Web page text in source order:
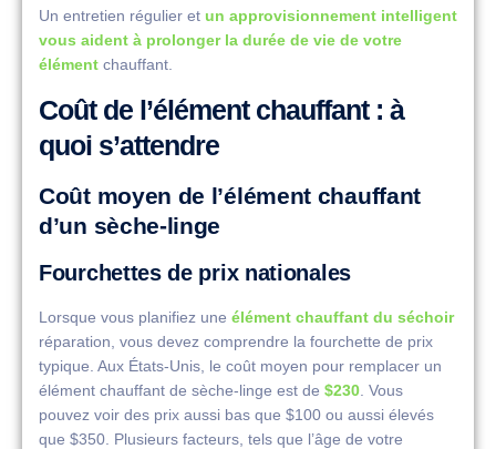
Un entretien régulier et un approvisionnement intelligent
vous aident à prolonger la durée de vie de votre
élément chauffant.
Coût de l’élément chauffant : à
quoi s’attendre
Coût moyen de l’élément chauffant
d’un sèche-linge
Fourchettes de prix nationales
Lorsque vous planifiez une élément chauffant du séchoir
réparation, vous devez comprendre la fourchette de prix
typique. Aux États-Unis, le coût moyen pour remplacer un
élément chauffant de sèche-linge est de $230. Vous
pouvez voir des prix aussi bas que $100 ou aussi élevés
que $350. Plusieurs facteurs, tels que l’âge de votre